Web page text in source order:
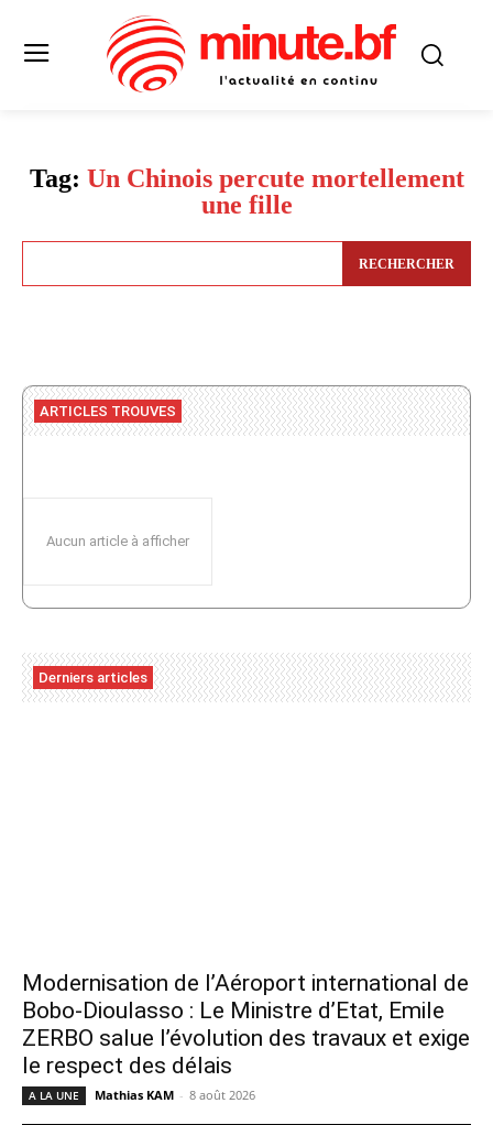
Tag: Un Chinois percute mortellement
une fille
RECHERCHER
ARTICLES TROUVES
Aucun article à afficher
Derniers articles
Modernisation de l’Aéroport international de
Bobo-Dioulasso : Le Ministre d’Etat, Emile
ZERBO salue l’évolution des travaux et exige
le respect des délais
A LA UNE Mathias KAM - 8 août 2026